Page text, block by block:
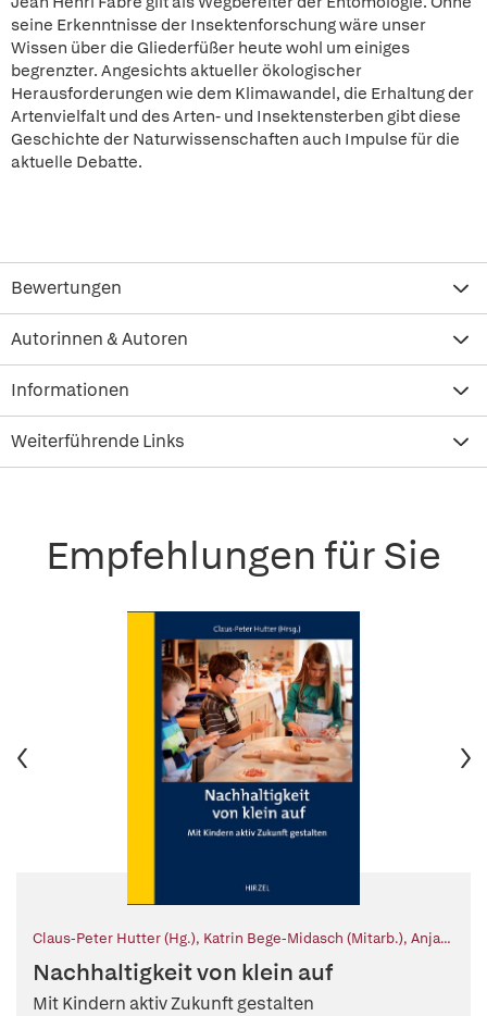
seine Erkenntnisse der Insektenforschung wäre unser
Wissen über die Gliederfüßer heute wohl um einiges
begrenzter. Angesichts aktueller ökologischer
Herausforderungen wie dem Klimawandel, die Erhaltung der
Artenvielfalt und des Arten- und Insektensterben gibt diese
Geschichte der Naturwissenschaften auch Impulse für die
aktuelle Debatte.
Bewertungen
Autorinnen & Autoren
Informationen
Weiterführende Links
Empfehlungen für Sie
Claus-Peter Hutter (Hg.), Katrin Bege-Midasch (Mitarb.), Anja
(Mitarb.),Ewa Paliocha (Mitarb.),Sabine Ratzel (Mitarb.)
Nachhaltigkeit von klein auf
Mit Kindern aktiv Zukunft gestalten